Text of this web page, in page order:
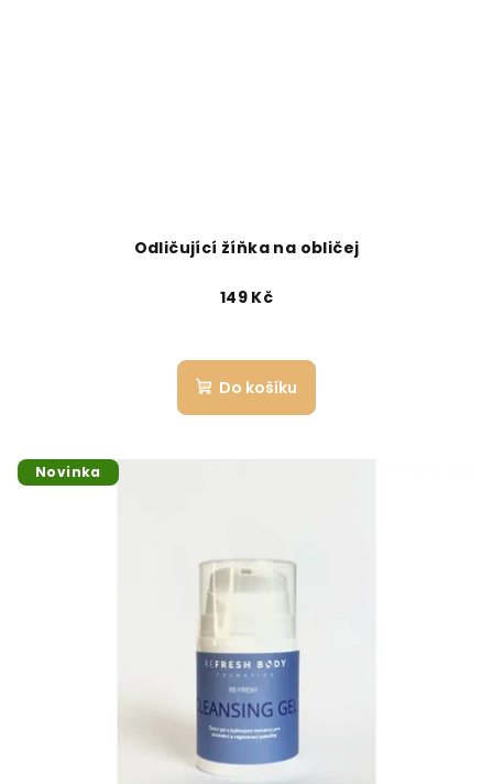
Odličující žíňka na obličej
149 Kč
Do košíku
Novinka